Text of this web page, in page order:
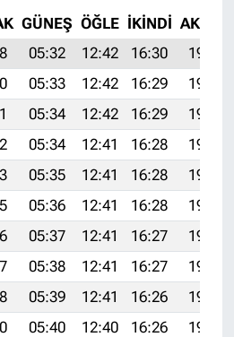
GÜNEŞ ÖĞLE İKINDI AKŞAM
05:32 12:42 16:30
19:42
05:33 12:42 16:29
19:41
05:34 12:42 16:29
19:40
05:34 12:41 16:28
19:38
05:35 12:41 16:28
19:37
05:36 12:41 16:28
19:36
05:37 12:41 16:27
19:35
05:38 12:41 16:27
19:34
05:39 12:41 16:26
19:33
05:40 12:40 16:26
19:31